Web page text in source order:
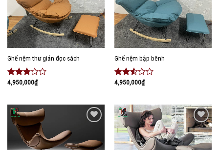
Add to
wishlist
Ghế nệm thư giản đọc sách
Được
2.625
sao
4,950,000₫
Add to
wishlist
Ghế nệm bập bênh
Được
2.41
5 sao
4,950,000₫
Add to
wishlist